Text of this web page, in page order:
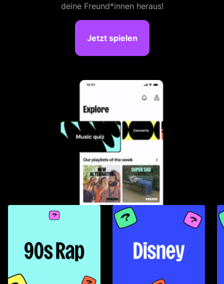
deine Freund*innen heraus!
Jetzt spielen